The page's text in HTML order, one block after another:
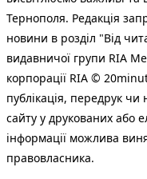
Тернополя. Редакція
новини в розділ "Від
видавничої групи RIA
корпорації RIA ©
публiкацiя, передрук чи
сайту у друкованих або
інформації можлива
правовласника.